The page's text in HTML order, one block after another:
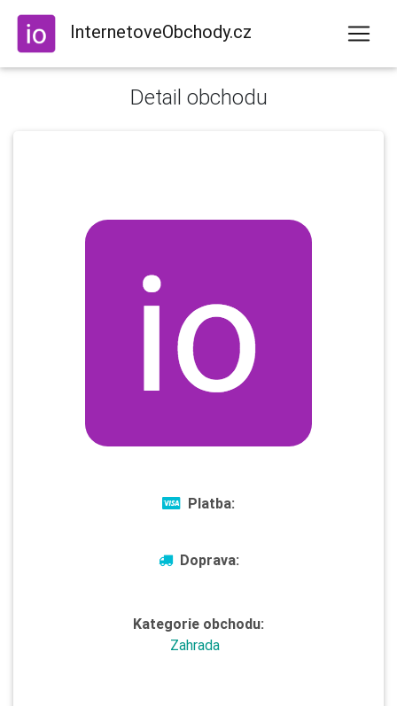
InternetoveObchody.cz
Detail obchodu
Platba:
Doprava:
Kategorie obchodu:
Zahrada